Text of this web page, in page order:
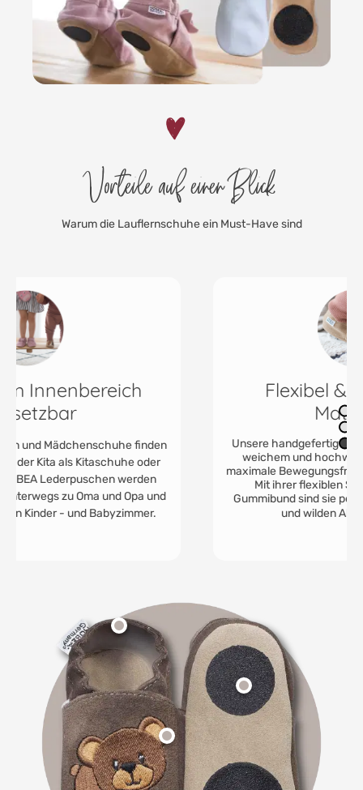
Vorteile auf einen Blick
Warum die Lauflernschuhe ein Must-Have sind
Flexibel & hochwertige
Unsere handgefertigten Leder-Krabbelschuhe aus
weichem und hochwertigem Rindsleder bieten
maximale Bewegungsfreiheit und höchsten Komfort.
Mit ihrer flexiblen Sohle und dem geteilten
Gummibund sind sie perfekt für die ersten Schritte
und wilden Abenteuer geeignet.